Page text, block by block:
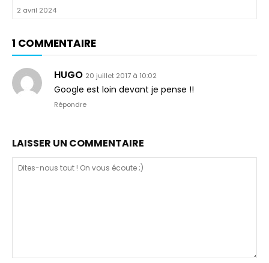
2 avril 2024
1 COMMENTAIRE
HUGO 20 juillet 2017 à 10:02
Google est loin devant je pense !!
Répondre
LAISSER UN COMMENTAIRE